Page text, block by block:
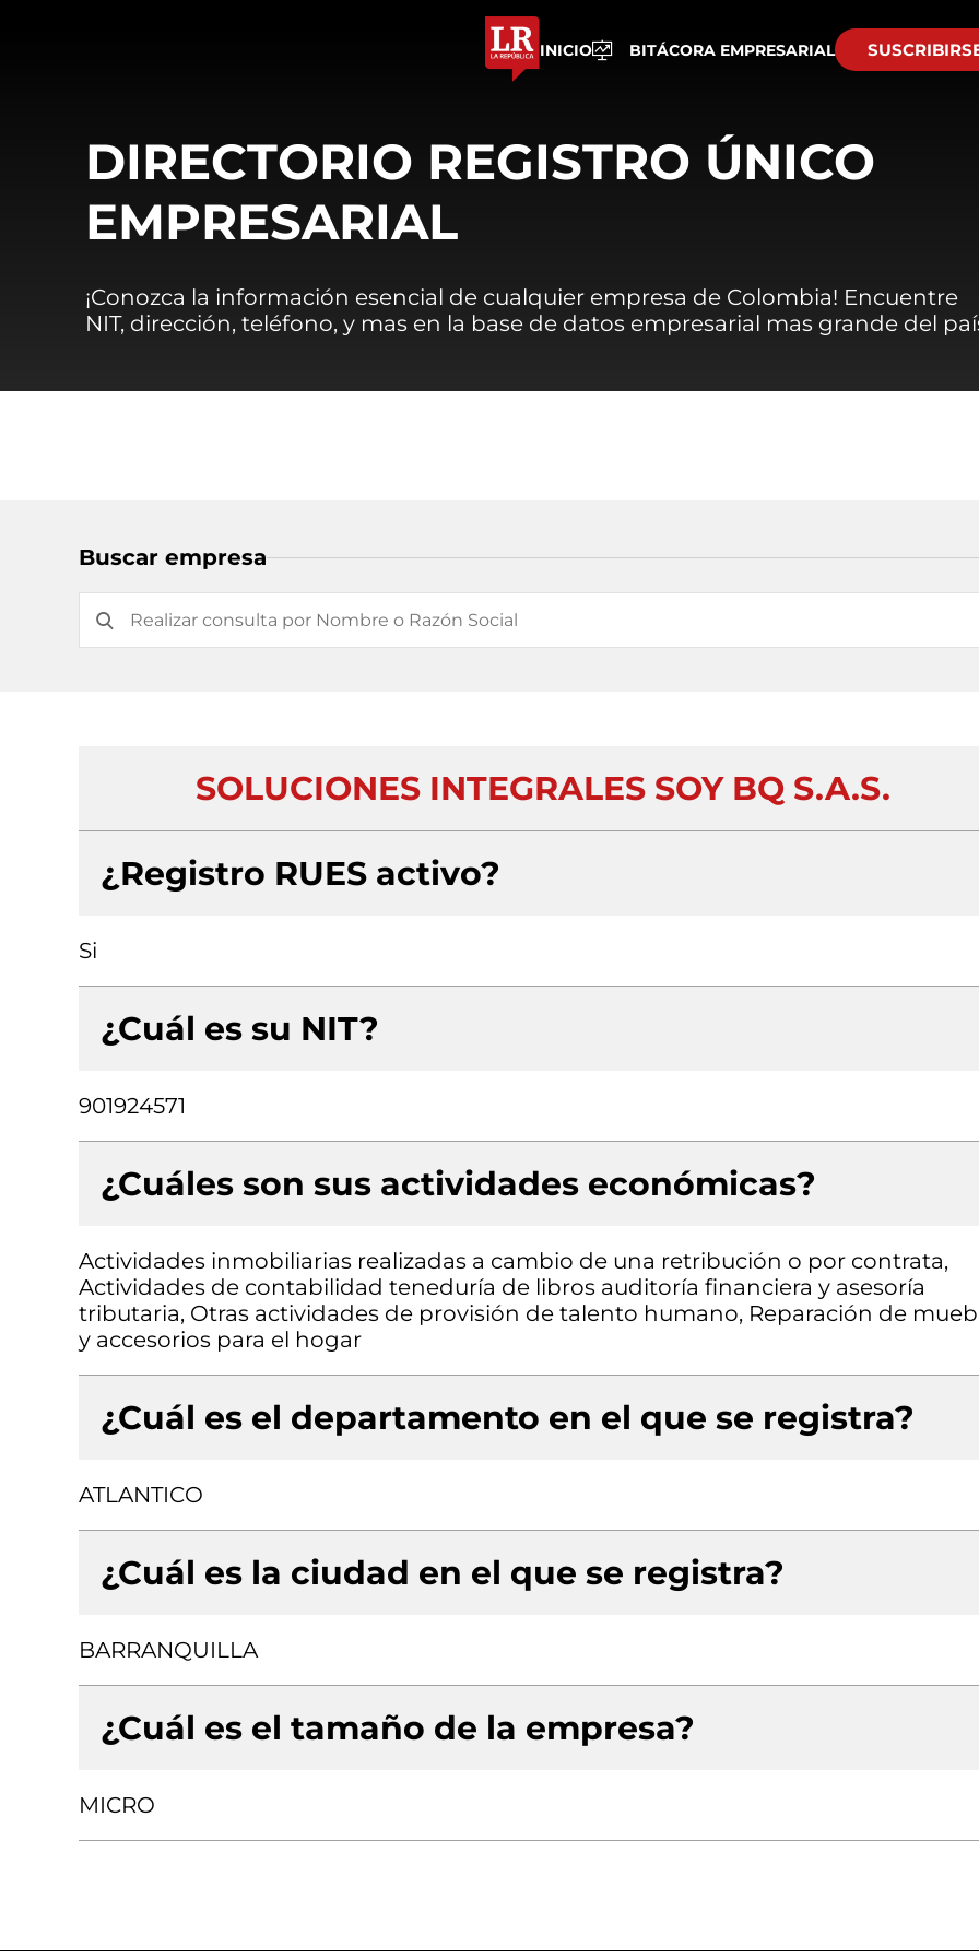
INICIO BITÁCORA EMPRESARIAL
DIRECTORIO REGISTRO ÚNICO
EMPRESARIAL
¡Conozca la información esencial de cualquier empresa de Colombia! Encuentre
NIT, dirección, teléfono, y mas en la base de datos empresarial mas grande del
Buscar empresa
SOLUCIONES INTEGRALES SOY BQ S.A.S.
¿Registro RUES activo?
Si
¿Cuál es su NIT?
901924571
¿Cuáles son sus actividades económicas?
Actividades inmobiliarias realizadas a cambio de una retribución o por contrata,
Actividades de contabilidad teneduría de libros auditoría financiera y asesoría
tributaria, Otras actividades de provisión de talento humano, Reparación de
y accesorios para el hogar
¿Cuál es el departamento en el que se registra?
ATLANTICO
¿Cuál es la ciudad en el que se registra?
BARRANQUILLA
¿Cuál es el tamaño de la empresa?
MICRO